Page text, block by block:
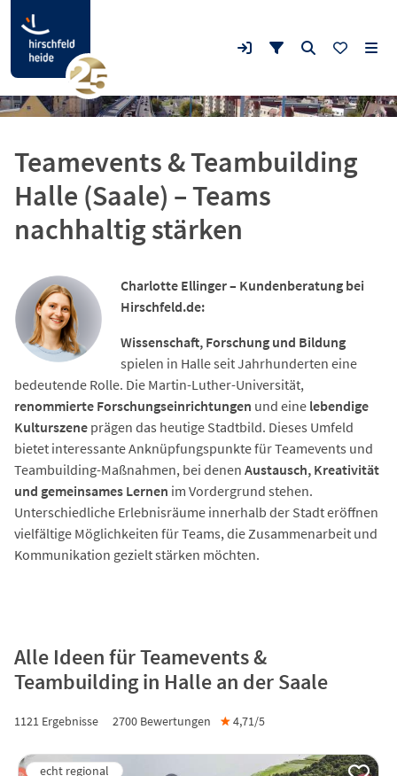
Teamevents & Teambuilding
Halle (Saale) – Teams
nachhaltig stärken
Charlotte Ellinger – Kundenberatung bei
Hirschfeld.de:
Wissenschaft, Forschung und Bildung
spielen in Halle seit Jahrhunderten eine
bedeutende Rolle. Die Martin-Luther-Universität,
renommierte Forschungseinrichtungen und eine lebendige
Kulturszene prägen das heutige Stadtbild. Dieses Umfeld
bietet interessante Anknüpfungspunkte für Teamevents und
Teambuilding-Maßnahmen, bei denen Austausch, Kreativität
und gemeinsames Lernen im Vordergrund stehen.
Unterschiedliche Erlebnisräume innerhalb der Stadt eröffnen
vielfältige Möglichkeiten für Teams, die Zusammenarbeit und
Kommunikation gezielt stärken möchten.
Alle Ideen für Teamevents &
Teambuilding in Halle an der Saale
1121 Ergebnisse 2700 Bewertungen ★4,71/5